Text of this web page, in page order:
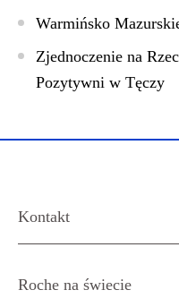
Warmińsko
Zjednoczenie na
Pozytywni w Tęczy
Kontakt
Roche na świecie